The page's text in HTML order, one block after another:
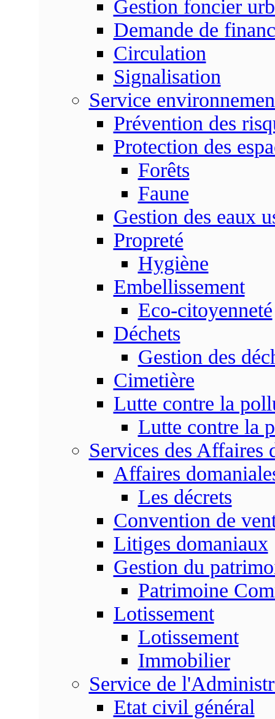
Gestion foncier
Demande de
Circulation
Signalisation
Service
Prévention des
Protection des
Forêts
Faune
Gestion des eaux
Propreté
Hygiène
Embellissement
Eco-citoyenneté
Déchets
Gestion des
Cimetière
Lutte contre la
Lutte contre la
Services des Affaires
Affaires
Les décrets
Convention de
Litiges domaniaux
Gestion du
Patrimoine
Lotissement
Lotissement
Immobilier
Service de
Etat civil général